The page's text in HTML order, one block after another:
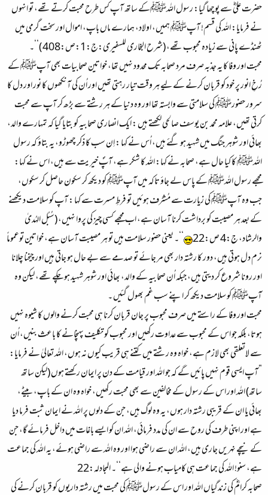
حضرت علیؓ سے پوچھا گیا: رسول اللہﷺکے ساتھ آپ کس طرح محبت کرتے تھے، تو انہوں
نے فرمایا: اللہ کی قسم! آپﷺ ہمیں، اولاد، ہمارے ماں باپ، اموال اور سخت گرمی میں
ٹھنڈے پانی سے زیادہ محبوب تھے، (شرح البخاری للسفیری:ج:1:ص:408 )‘‘۔
محبت اور وفا کا یہ جذبہ صرف مرد صحابہ تک محدود نہیں تھا، خواتین صحابیات بھی آپﷺ کے
رُخِ انور پر خود کو قربان کرنے کے لیے ہر وقت تیار رہتی تھیں اور اُن کی آنکھوں کا نور اور دل کا
سرور حضورﷺ کی سلامتی سے وابستہ تھا اور وہ دنیا کے ہر رشتے سے بڑھ کر آپ سے محبت
کرتی تھیں، علامہ محمد بن یوسف صالحی لکھتے ہیں : ایک انصاری صحابیہ کو بتایا گیا کہ تمہارے والد،
بھائی اور شوہر جنگ میں شہید ہو گئے ہیں، اُس نے کہا : اِن سب کا ذکر چھوڑو، یہ بتاؤ کہ رسول
اللہﷺ کا کیا حال ہے، صحابہ نے کہا: اللہ کا شکر ہے، آپؐ خیریت سے ہیں، اس نے کہا:
مجھے رسول اللہﷺ کے پاس لے جاؤ تاکہ میں آپﷺ کو دیکھ کر سکون حاصل کر سکوں،
جب وہ آپﷺ کی زیارت سے مُشرّف ہوئیں تو فرطِ مسرت سے کہا : آپ کو سلامت دیکھنے
کے بعد ہر مصیبت کو برداشت کرنا آسان ہے، اب مجھے کسی چیز کی پروا نہیں، (سُبُل الہُدیٰ
والرشاد، ج:4 ص:22
‘‘۔ یعنی حضور سلامت ہیں تو ہر مصیبت آسان ہے، خواتین توعموماً
نرم دل ہوتی ہیں، دور کا رشتہ دار بھی مر جائے تو صدمے سے بے حال ہو جاتی ہیں اور چیخنا چلانا
اور رونا شروع کر دیتی ہیں، جبکہ اُن صحابیہ کے والد، بھائی اور شوہر شہید ہو چکے تھے، لیکن وہ
آپﷺ کو سلامت دیکھ کر اپنے سب غم بھول گئیں ۔
محبت اور وفا کے راستے میں صرف محبوب پر جان قربان کرنا ہی محبت کرنے والوں کا شیوہ نہیں
ہوتا، بلکہ جو اس کے محبوب سے عداوت رکھیں اور محبوب کو تکلیف پہنچانے کا باعث بنیں، اُن
سے لاتعلقی بھی لازم ہے، خواہ وہ رشتے میں کتنے ہی قریب کیوں نہ ہوں، اللہ تعالیٰ نے فرمایا:
”آپ ایسی قوم نہیں پائیں گے کہ جو اللہ اور قیامت کے دن پر ایمان رکھتے ہوں (لیکن ساتھ
ساتھ) اللہ اور اس کے رسول کے مخالفین سے بھی محبت رکھیں، خواہ وہ ان کے باپ، بیٹے،
بھائی یا ان کے قریبی رشتہ دار ہوں، یہ وہ لوگ ہیں، جن کے دلوں پر اللہ نے ایمان ثبت فرما دیا
ہے اور اپنی طرف کی روح سے ان کی مدد فرمائی، اللہ ان کو ایسے باغات میں داخل فرمائے گا، جن
کے نیچے نہریں جاری ہیں، اللہ ان سے راضی ہوا اور وہ اللہ سے راضی ہوئے، یہ اللہ کی جماعت
ہے، سنو! اللہ کی جماعت ہی کامیاب ہونے والی ہے‘‘۔ المجادلہ:22
صحابہ کرامؓ کی زندگیاں اللہ اور اس کے رسولﷺ کی محبت میں رشتہ داریوں کو قربان کرنے کی